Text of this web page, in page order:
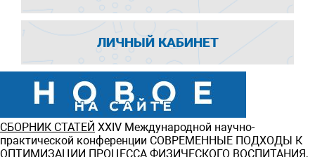
ЛИЧНЫЙ КАБИНЕТ
СБОРНИК СТАТЕЙ ХXIV Международной научно-
практической конференции СОВРЕМЕННЫЕ ПОДХОДЫ К
ОПТИМИЗАЦИИ ПРОЦЕССА ФИЗИЧЕСКОГО ВОСПИТАНИЯ,